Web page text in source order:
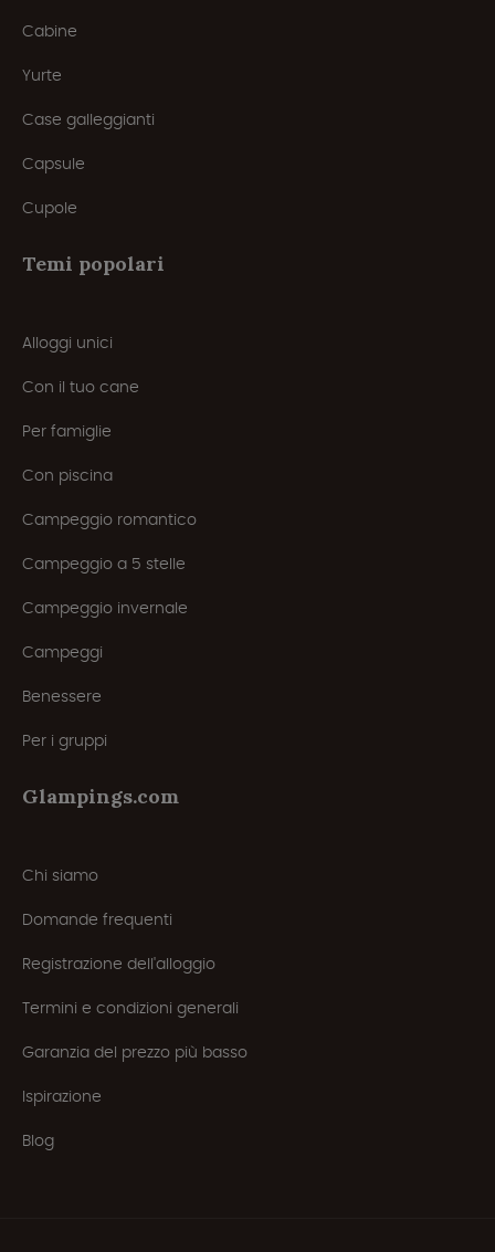
Cabine
Yurte
Case galleggianti
Capsule
Cupole
Temi popolari
Alloggi unici
Con il tuo cane
Per famiglie
Con piscina
Campeggio romantico
Campeggio a 5 stelle
Campeggio invernale
Campeggi
Benessere
Per i gruppi
Glampings.com
Chi siamo
Domande frequenti
Registrazione dell'alloggio
Termini e condizioni generali
Garanzia del prezzo più basso
Ispirazione
Blog